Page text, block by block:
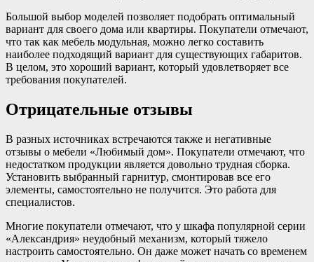
Большой выбор моделей позволяет подобрать оптимальный
вариант для своего дома или квартиры. Покупатели отмечают,
что так как мебель модульная, можно легко составить
наиболее подходящий вариант для существующих габаритов.
В целом, это хороший вариант, который удовлетворяет все
требования покупателей.
Отрицательные отзывы
В разных источниках встречаются также и негативные
отзывы о мебели «Любимый дом». Покупатели отмечают, что
недостатком продукции является довольно трудная сборка.
Установить выбранный гарнитур, смонтировав все его
элементы, самостоятельно не получится. Это работа для
специалистов.
Многие покупатели отмечают, что у шкафа популярной серии
«Александрия» неудобный механизм, который тяжело
настроить самостоятельно. Он даже может начать со временем